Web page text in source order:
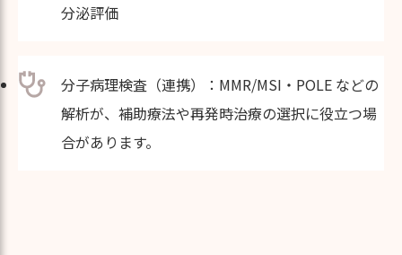
分泌評価
分子病理検査（連携）：MMR/MSI・POLE などの
解析が、補助療法や再発時治療の選択に役立つ場
合があります。